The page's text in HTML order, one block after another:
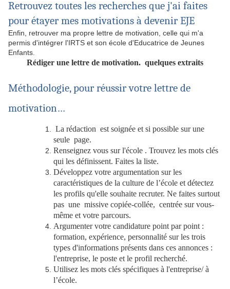
Retrouvez toutes les recherches que j'ai faites
pour étayer mes motivations à devenir EJE
Enfin, retrouver ma propre lettre de motivation, celle qui m'a
permis d'intégrer l'IRTS et son école d'Educatrice de Jeunes
Enfants.
Rédiger une lettre de motivation. quelques extraits
Méthodologie, pour réussir votre lettre de
motivation…
La rédaction est soignée et si possible sur une
seule page.
Renseignez vous sur l'école . Trouvez les mots clés
qui les définissent. Faites la liste.
Développez votre argumentation sur les
caractéristiques de la culture de l’école et détectez
les profils qu'elle souhaite recruter. Ne faites surtout
pas une missive copiée-collée, centrée sur vous-
même et votre parcours.
Argumenter votre candidature point par point :
formation, expérience, personnalité sur les trois
types d'informations présents dans ces annonces :
l'entreprise, le poste et le profil recherché.
Utilisez les mots clés spécifiques à l'entreprise/ à
l’école.